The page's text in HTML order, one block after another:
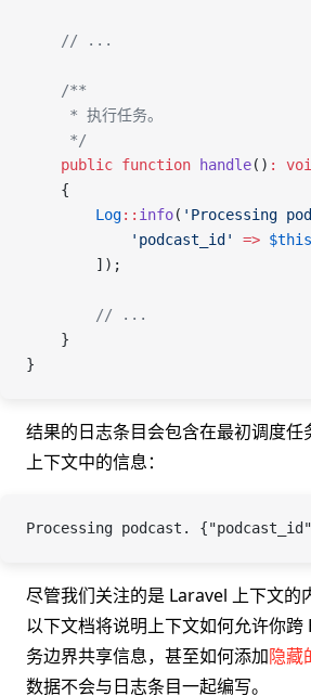
    // ...
    /**
     * 执行任务。
     */
    public
function handle() :
    {
        Log
:: info( 'Processing
            'podcast_id'
=> $this
        ]);
        // ...
    }
}
结果的日志条目会包含在最初调度任
上下文中的信息：
Processing podcast.
尽管我们关注的是 Laravel 上下文的
以下文档将说明上下文如何允许你跨
务边界共享信息，甚至如何添加隐藏
数据不会与日志条目一起编写。